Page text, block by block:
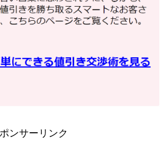
ンサーリンク